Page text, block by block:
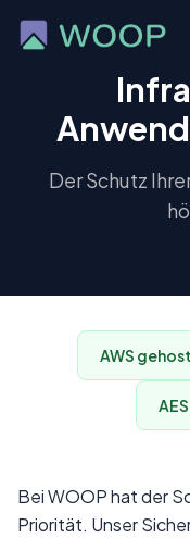
Der Schutz
AWS
Bei WOOP hat der
Priorität. Unser